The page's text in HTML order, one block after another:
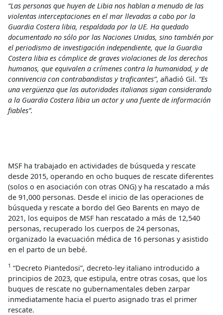
“Las personas que huyen de Libia nos hablan a menudo de las
violentas interceptaciones en el mar llevadas a cabo por la
Guardia Costera libia, respaldada por la UE. Ha quedado
documentado no sólo por las Naciones Unidas, sino también por
el periodismo de investigación independiente, que la Guardia
Costera libia es cómplice de graves violaciones de los derechos
humanos, que equivalen a crímenes contra la humanidad, y de
connivencia con contrabandistas y traficantes”, añadió Gil. “Es
una vergüenza que las autoridades italianas sigan considerando
a la Guardia Costera libia un actor y una fuente de información
fiables”.
MSF ha trabajado en actividades de búsqueda y rescate
desde 2015, operando en ocho buques de rescate diferentes
(solos o en asociación con otras ONG) y ha rescatado a más
de 91,000 personas. Desde el inicio de las operaciones de
búsqueda y rescate a bordo del Geo Barents en mayo de
2021, los equipos de MSF han rescatado a más de 12,540
personas, recuperado los cuerpos de 24 personas,
organizado la evacuación médica de 16 personas y asistido
en el parto de un bebé.
1 “Decreto Piantedosi”, decreto-ley italiano introducido a
principios de 2023, que estipula, entre otras cosas, que los
buques de rescate no gubernamentales deben zarpar
inmediatamente hacia el puerto asignado tras el primer
rescate.